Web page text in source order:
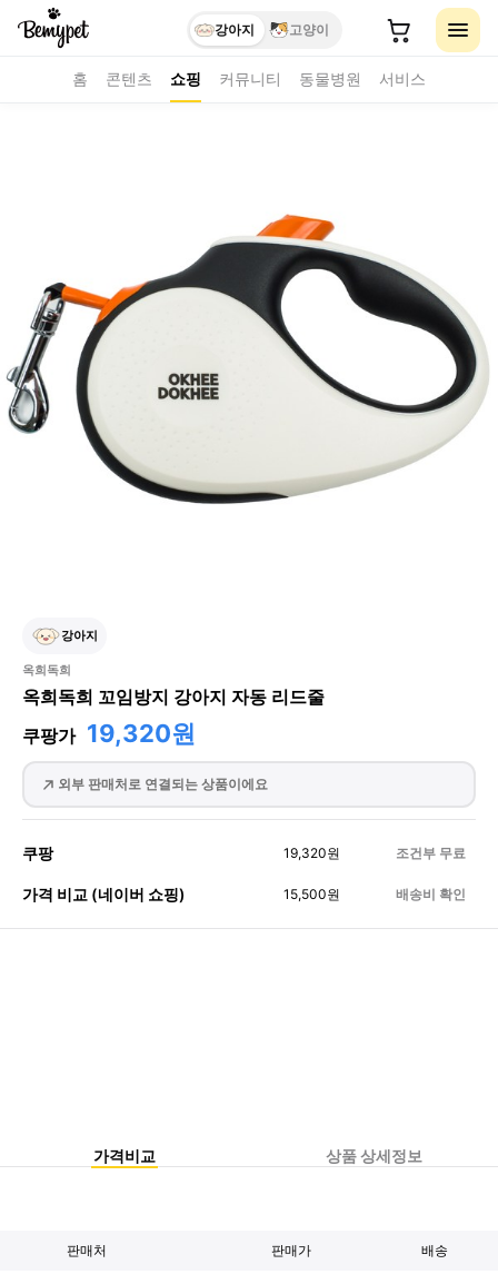
강아지 고양이
홈 콘텐츠 쇼핑 커뮤니티 동물병원 서비스
강아지
옥희독희
옥희독희 꼬임방지 강아지 자동 리드줄
쿠팡가 19,320원
외부 판매처로 연결되는 상품이에요
쿠팡 19,320원 조건부 무료
가격 비교 (네이버 쇼핑) 15,500원 배송비 확인
가격비교 상품 상세정보
판매처 판매가 배송